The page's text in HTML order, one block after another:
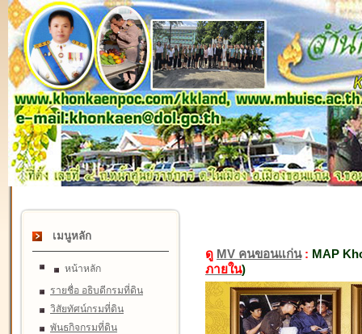
เมนูหลัก
หน้าหลัก
รายชื่อ อธิบดีกรมที่ดิน
วิสัยทัศน์กรมที่ดิน
พันธกิจกรมที่ดิน
ดู MV คนขอนแก่น: MAP
ภายใน)